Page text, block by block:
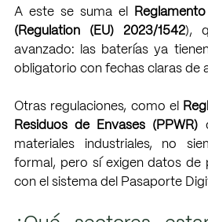
A este se suma el
(Regulation (EU) 2023/1542),
avanzado: las baterías ya
obligatorio con fechas claras de
Otras regulaciones, como el
Residuos de Envases (PPWR)
materiales industriales, no
formal, pero sí exigen datos de
con el sistema del Pasaporte